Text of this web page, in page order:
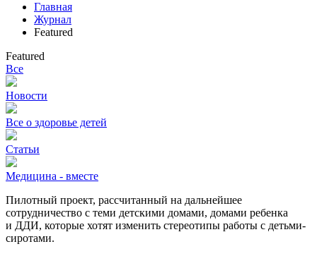
Главная
Журнал
Featured
Featured
Все
Новости
Все о здоровье детей
Статьи
Медицина - вместе
Пилотный проект, рассчитанный на дальнейшее
сотрудничество с теми детскими домами, домами ребенка
и ДДИ, которые хотят изменить стереотипы работы с детьми-
сиротами.